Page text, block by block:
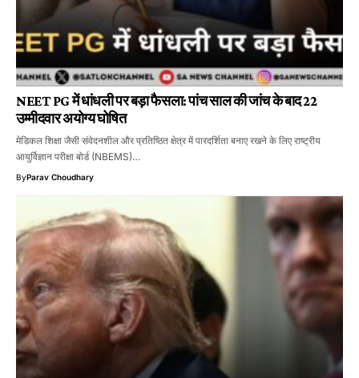
NEET PG में धांधली पर बड़ा फैसला: पांच साल की जांच के बाद 22
उम्मीदवार अयोग्य घोषित
मेडिकल शिक्षा जैसी संवेदनशील और प्रतिष्ठित क्षेत्र में पारदर्शिता बनाए रखने के लिए राष्ट्रीय
आयुर्विज्ञान परीक्षा बोर्ड (NBEMS)…
ByParav Choudhary